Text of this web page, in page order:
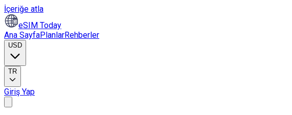
İçeriğe atla
eSIM Today
Ana SayfaPlanlarRehberler
USD
TR
Giriş Yap